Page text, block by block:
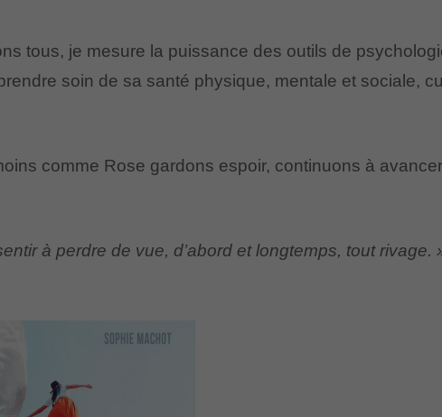
tous, je mesure la puissance des outils de
soin de sa santé physique, mentale et sociale,
comme Rose gardons espoir, continuons à
à perdre de vue, d’abord et longtemps, tout rivage.